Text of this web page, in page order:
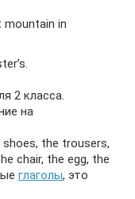
mountain in
2 класса.
на
shoes, the trousers,
chair, the egg, the
глаголы, это